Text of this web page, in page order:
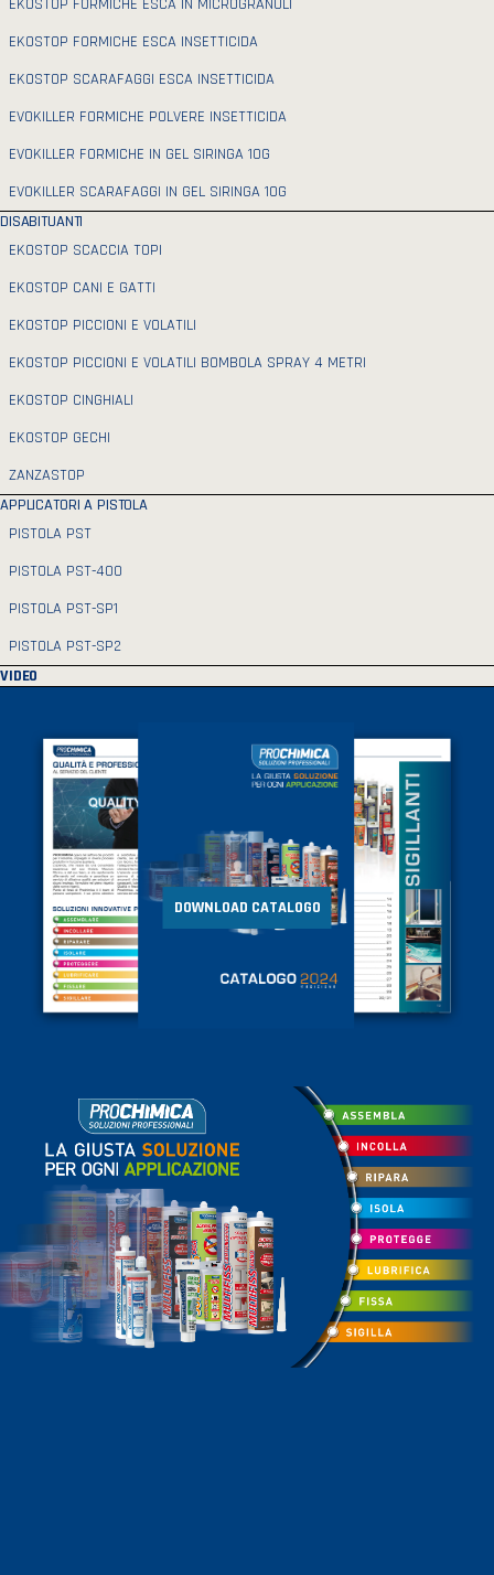
EKOSTOP FORMICHE ESCA IN MICROGRANULI
EKOSTOP FORMICHE ESCA INSETTICIDA
EKOSTOP SCARAFAGGI ESCA INSETTICIDA
EVOKILLER FORMICHE POLVERE INSETTICIDA
EVOKILLER FORMICHE IN GEL SIRINGA 10G
EVOKILLER SCARAFAGGI IN GEL SIRINGA 10G
DISABITUANTI
EKOSTOP SCACCIA TOPI
EKOSTOP CANI E GATTI
EKOSTOP PICCIONI E VOLATILI
EKOSTOP PICCIONI E VOLATILI BOMBOLA SPRAY 4 METRI
EKOSTOP CINGHIALI
EKOSTOP GECHI
ZANZASTOP
APPLICATORI A PISTOLA
PISTOLA PST
PISTOLA PST-400
PISTOLA PST-SP1
PISTOLA PST-SP2
VIDEO
DOWNLOAD CATALOGO